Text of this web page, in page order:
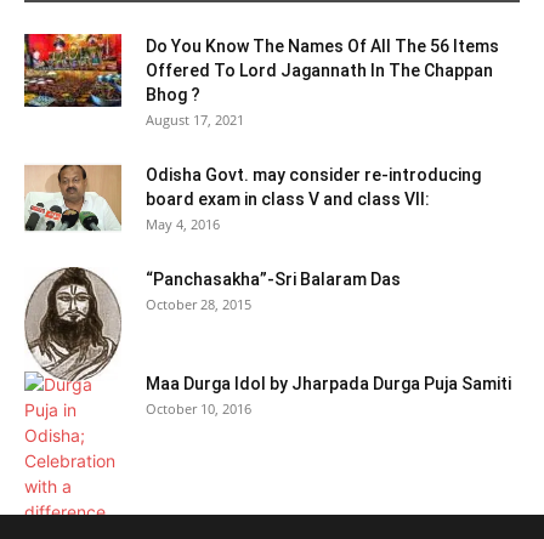
Do You Know The Names Of All The 56 Items
Offered To Lord Jagannath In The Chappan
Bhog ?
August 17, 2021
Odisha Govt. may consider re-introducing
board exam in class V and class VII:
May 4, 2016
“Panchasakha”-Sri Balaram Das
October 28, 2015
Maa Durga Idol by Jharpada Durga Puja Samiti
October 10, 2016